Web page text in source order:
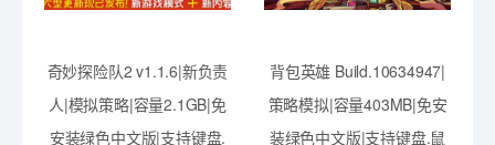
奇妙探险队2 v1.1.6|新负责
人|模拟策略|容量2.1GB|免
安装绿色中文版|支持键盘.
背包英雄 Build.10634947|
策略模拟|容量403MB|免安
装绿色中文版|支持键盘.鼠